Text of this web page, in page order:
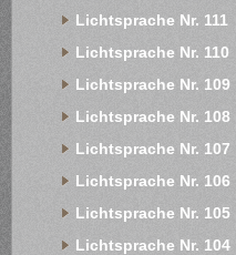
Lichtsprache Nr. 111
Lichtsprache Nr. 110
Lichtsprache Nr. 109
Lichtsprache Nr. 108
Lichtsprache Nr. 107
Lichtsprache Nr. 106
Lichtsprache Nr. 105
Lichtsprache Nr. 104